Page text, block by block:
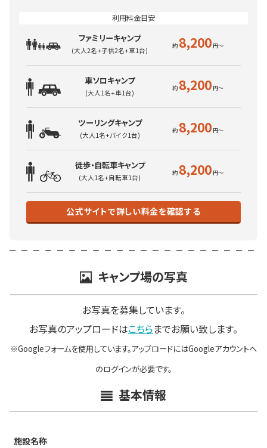
ファミリーキャンプ
(大人2名+子供2名+車1台) 8,200
車ソロキャンプ
(大人1名+車1台) 8,200
ツーリングキャンプ
(大人1名+バイク1台) 8,200
徒歩・自転車キャンプ
(大人1名+自転車1台) 8,200
公式サイトで詳しい料金を確認する
キャンプ場の写真
お写真を募集しています。
お写真のアップロードはこちらまでお願い致します。
※Googleフォームを使用しています。アップロードにはGoogleアカウントへ
のログインが必要です。
基本情報
施設名称